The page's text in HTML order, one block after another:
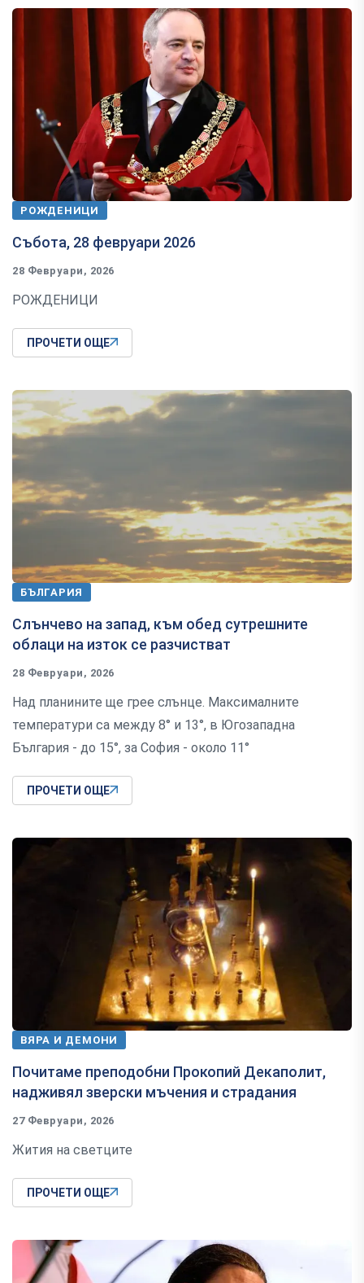
РОЖДЕНИЦИ
Събота, 28 февруари 2026
28 Февруари, 2026
РОЖДЕНИЦИ
ПРОЧЕТИ ОЩЕ
БЪЛГАРИЯ
Слънчево на запад, към обед сутрешните
облаци на изток се разчистват
28 Февруари, 2026
Над планините ще грее слънце. Максималните
температури са между 8° и 13°, в Югозападна
България - до 15°, за София - около 11°
ПРОЧЕТИ ОЩЕ
ВЯРА И ДЕМОНИ
Почитаме преподобни Прокопий Декаполит,
надживял зверски мъчения и страдания
27 Февруари, 2026
Жития на светците
ПРОЧЕТИ ОЩЕ